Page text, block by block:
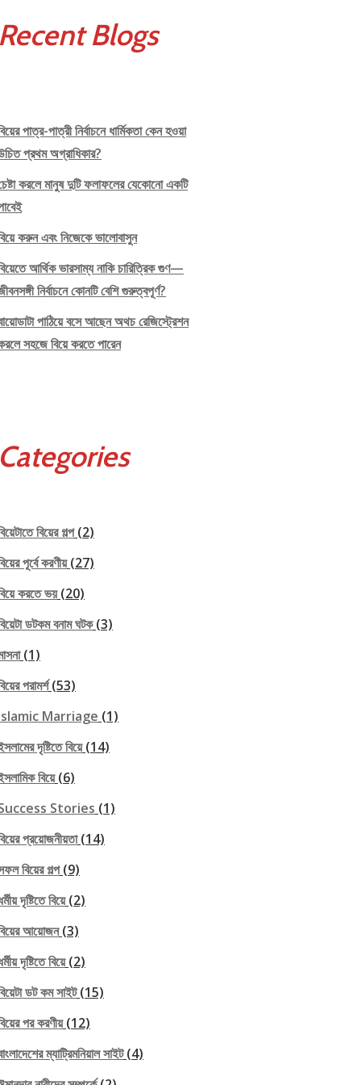
Recent Blogs
পাত্র-পাত্রী নির্বাচনে ধার্মিকতা কেন হওয়া
প্রথম অগ্রাধিকার?
করলে মানুষ দুটি ফলাফলের যেকোনো একটি
করুন এবং নিজেকে ভালোবাসুন
আর্থিক ভারসাম্য নাকি চারিত্রিক গুণ—
নির্বাচনে কোনটি বেশি গুরুত্বপূর্ণ?
পাঠিয়ে বসে আছেন অথচ রেজিস্ট্রেশন
সহজে বিয়ে করতে পারেন
Categories
বিয়ের গল্প(2)
পূর্বে করণীয়(27)
করতে ভয়(20)
ডটকম বনাম ঘটক(3)
(1)
পরামর্শ(53)
Marriage (1)
দৃষ্টিতে বিয়ে(14)
বিয়ে(6)
Stories (1)
প্রয়োজনীয়তা(14)
বিয়ের গল্প(9)
দৃষ্টিতে বিয়ে(2)
আয়োজন(3)
দৃষ্টিতে বিয়ে(2)
ডট কম সাইট(15)
পর করণীয়(12)
ম্যাট্রিমনিয়াল সাইট(4)